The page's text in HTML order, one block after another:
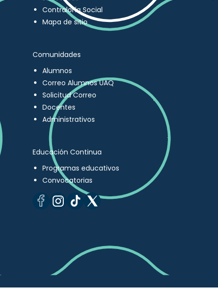
Contraloría Social
Mapa de sitio
Comunidades
Alumnos
Correo Alumnos UAQ
Solicitud Correo
Docentes
Administrativos
Educación Continua
Programas educativos
Convocatorias